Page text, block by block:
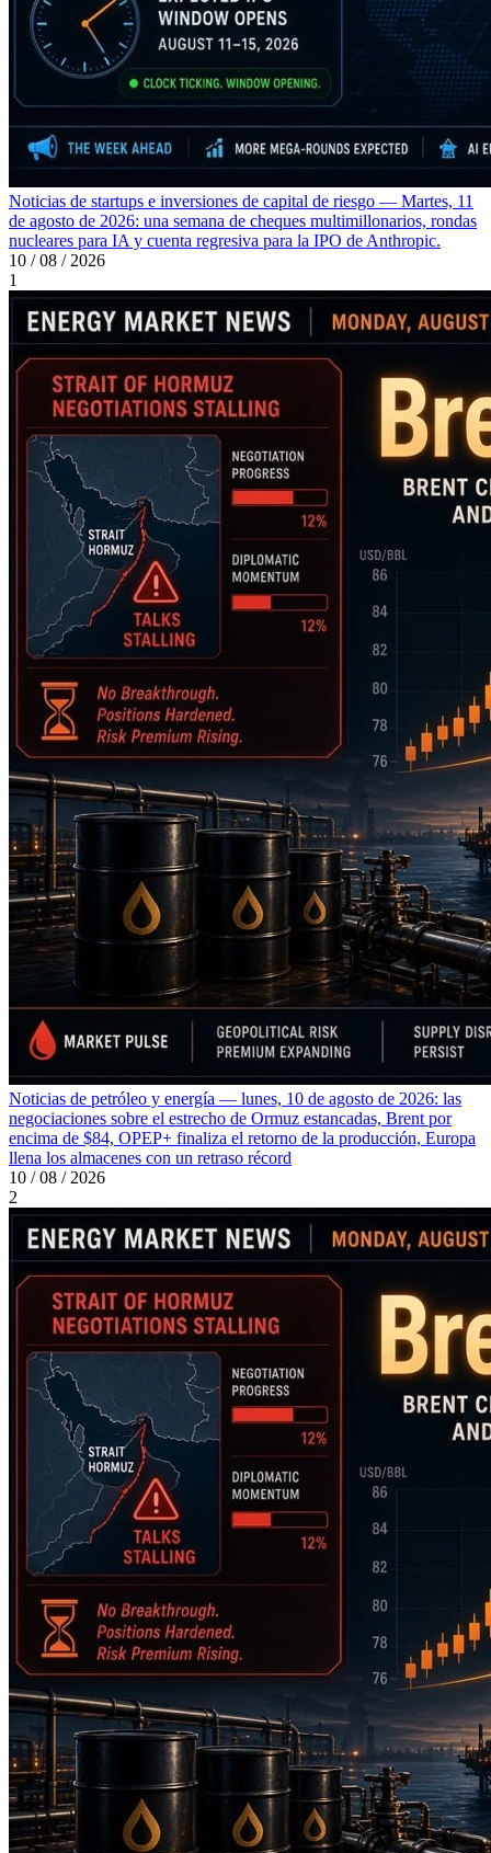
Noticias de startups e inversiones de capital de riesgo — Martes, 11
de agosto de 2026: una semana de cheques multimillonarios, rondas
nucleares para IA y cuenta regresiva para la IPO de Anthropic.
10 / 08 / 2026
1
Noticias de petróleo y energía — lunes, 10 de agosto de 2026: las
negociaciones sobre el estrecho de Ormuz estancadas, Brent por
encima de $84, OPEP+ finaliza el retorno de la producción, Europa
llena los almacenes con un retraso récord
10 / 08 / 2026
2